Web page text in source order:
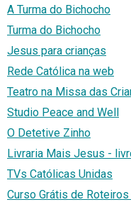
A Turma do Bichocho
Turma do Bichocho
Jesus para crianças
Rede Católica na web
Teatro na Missa das
Studio Peace and Well
O Detetive Zinho
Livraria Mais Jesus -
TVs Católicas Unidas
Curso Grátis de